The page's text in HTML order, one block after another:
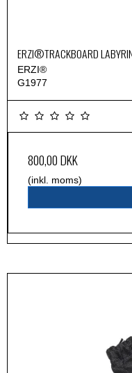
ERZI®TRACKBOARD
ERZI®
G1977
800,00 DKK
(inkl. moms)